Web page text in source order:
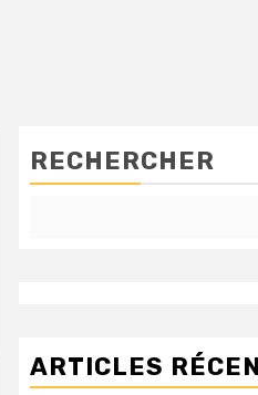
RECHERCHER
ARTICLES